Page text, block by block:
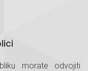
morate odvojiti